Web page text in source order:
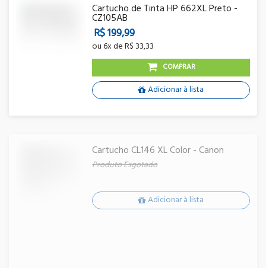
Cartucho de Tinta HP 662XL Preto -
CZ105AB
R$ 199,99
ou6xdeR$ 33,33
COMPRAR
Adicionar à lista
Cartucho CL146 XL Color - Canon
Produto Esgotado
Adicionar à lista